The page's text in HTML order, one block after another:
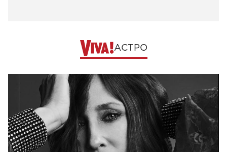
АСТРО